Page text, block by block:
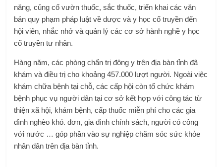
năng, củng cố vườn thuốc, sắc thuốc, triển khai các văn
bản quy phạm pháp luật về dược và y học cổ truyền đến
hội viên, nhắc nhở và quản lý các cơ sở hành nghề y học
cổ truyền tư nhân.
Hàng năm, các phòng chẩn trị đông y trên địa bàn tỉnh đã
khám và điều trị cho khoảng 457.000 lượt người. Ngoài việc
khám chữa bệnh tại chỗ, các cấp hội còn tổ chức khám
bệnh phục vụ người dân tại cơ sở kết hợp với công tác từ
thiện xã hội, khám bệnh, cấp thuốc miễn phí cho các gia
đình nghèo khó. đơn, gia đình chính sách, người có công
với nước … góp phần vào sự nghiệp chăm sóc sức khỏe
nhân dân trên địa bàn tỉnh.